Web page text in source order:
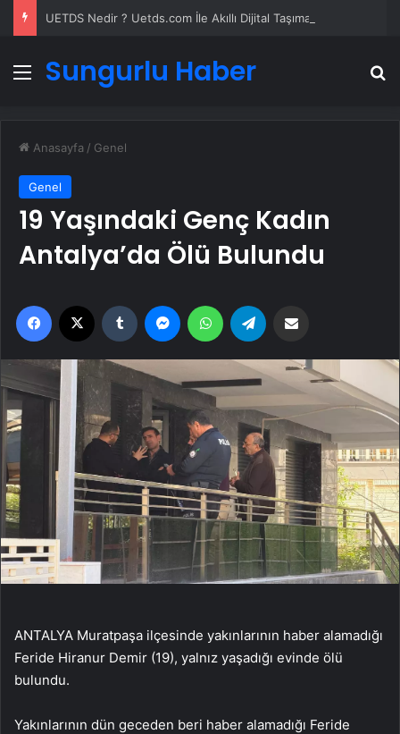
Menü
Sungurlu Haber
Anasayfa / Genel
Genel
19 Yaşındaki Genç Kadın
Antalya’da Ölü Bulundu
Facebook Tumblr MessengerWhatsApp
ANTALYA Muratpaşa ilçesinde yakınlarının haber alamadığı
Feride Hiranur Demir (19), yalnız yaşadığı evinde ölü
bulundu.
Yakınlarının dün geceden beri haber alamadığı Feride